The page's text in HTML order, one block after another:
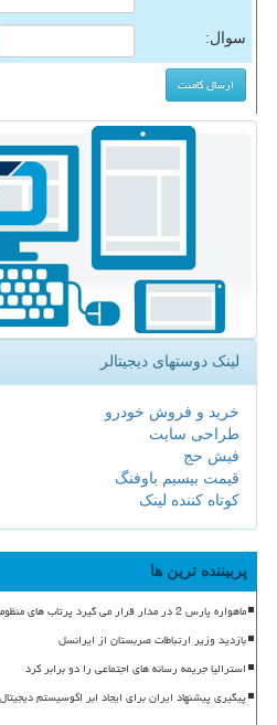
سوال:
لینک دوستهای دیجیتالر
خرید و فروش خودرو
طراحی سایت
فیش حج
قیمت بیسیم باوفنگ
کوتاه کننده لینک
پربیننده ترین ها
ماهواره پارس 2 در مدار قرار می گیرد پرتاب های منظومه سلیمانی در1405
بازدید وزیر ارتباطات صربستان از ایرانسل
استرالیا جریمه رسانه های اجتماعی را دو برابر کرد
پیگیری پیشنهاد ایران برای ایجاد ابر اکوسیستم